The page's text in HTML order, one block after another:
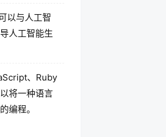
以与人工智
人工智能生
、Ruby
将一种语言
编程。